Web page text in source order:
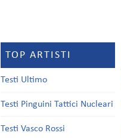
TOP ARTISTI
Testi Ultimo
Testi Pinguini Tattici Nucleari
Testi Vasco Rossi